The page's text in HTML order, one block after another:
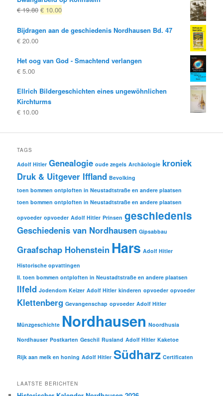
€ 10.00€ 4.00.
€19.80 Oorspronkelijke
was:
€ 10.00Huidige
is:
Bijdragen aan de geschiedenis Nordhausen Bd. 47
€ 20.00
Het oog van God - Smachtend verlangen
€ 5.00
Ellrich Bildergeschichten eines ungewöhnlichen
Kirchturms
€ 10.00
TAGS
Adolf Hitler Genealogie oude zegels Archäologie kroniek
Druk & Uitgever Iffland Bevolking
toen bommen ontploften in Neustadtstraße en andere plaatsen
toen bommen ontploften in Neustadtstraße en andere plaatsen
opvoeder opvoeder Adolf Hitler Prinsen geschiedenis
Geschiedenis van Nordhausen Gipsabbau
Graafschap Hohenstein Hars Adolf Hitler
Historische opvattingen
II. toen bommen ontploften in Neustadtstraße en andere plaatsen
Ilfeld Jodendom Keizer Adolf Hitler kinderen opvoeder opvoeder
Klettenberg Gevangenschap opvoeder Adolf Hitler
Münzgeschichte Nordhausen Noordhusia
Nordhauser Postkarten Geschil Rusland Adolf Hitler Kaketoe
Rijk aan melk en honing Adolf Hitler Südharz Certificaten
LAATSTE BERICHTEN